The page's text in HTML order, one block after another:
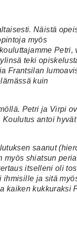
Näistä
myös
Petri,
teki
Frantsilan
kuin
Petri ja Virpi
antoi
saanut
myös shiatsun
itselleni oli
ihmisille ja sitä
kaiken kukkuraksi